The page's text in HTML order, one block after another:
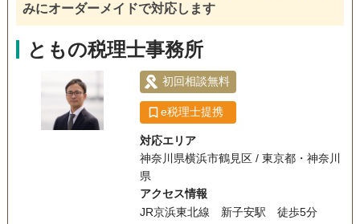
みにオーダーメイドで対応します
ともの税理士事務所
初回相談無料
e税理士提携
対応エリア
神奈川県横浜市鶴見区 / 東京都・神奈川
県
アクセス情報
JR京浜東北線 新子安駅 徒歩5分